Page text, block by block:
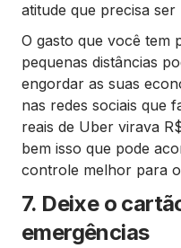
atitude que precisa ser
O gasto que você tem
pequenas distâncias
engordar as suas
nas redes sociais que
reais de Uber virava
bem isso que pode
controle melhor para
7. Deixe o
emergências